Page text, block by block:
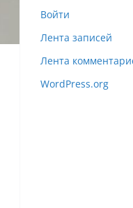
Войти
Лента записей
Лента
WordPress.org